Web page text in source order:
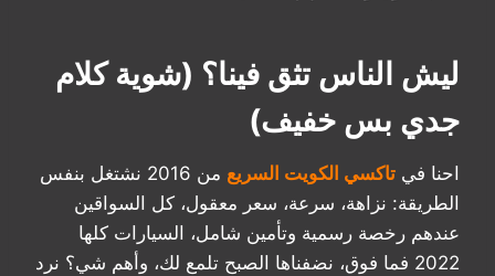
ليش الناس تثق فينا؟ (شوية كلام
جدي بس خفيف)
احنا في تاكسي الكويت السريع
من 2016 نشتغل بنفس
الطريقة: نزاهة، سرعة، سعر معقول، كل السواقين
عندهم رخصة رسمية وتأمين شامل، السيارات كلها
2022 فما فوق، نضفناها الصبح تلمع لك، وأهم شي؟ نرد